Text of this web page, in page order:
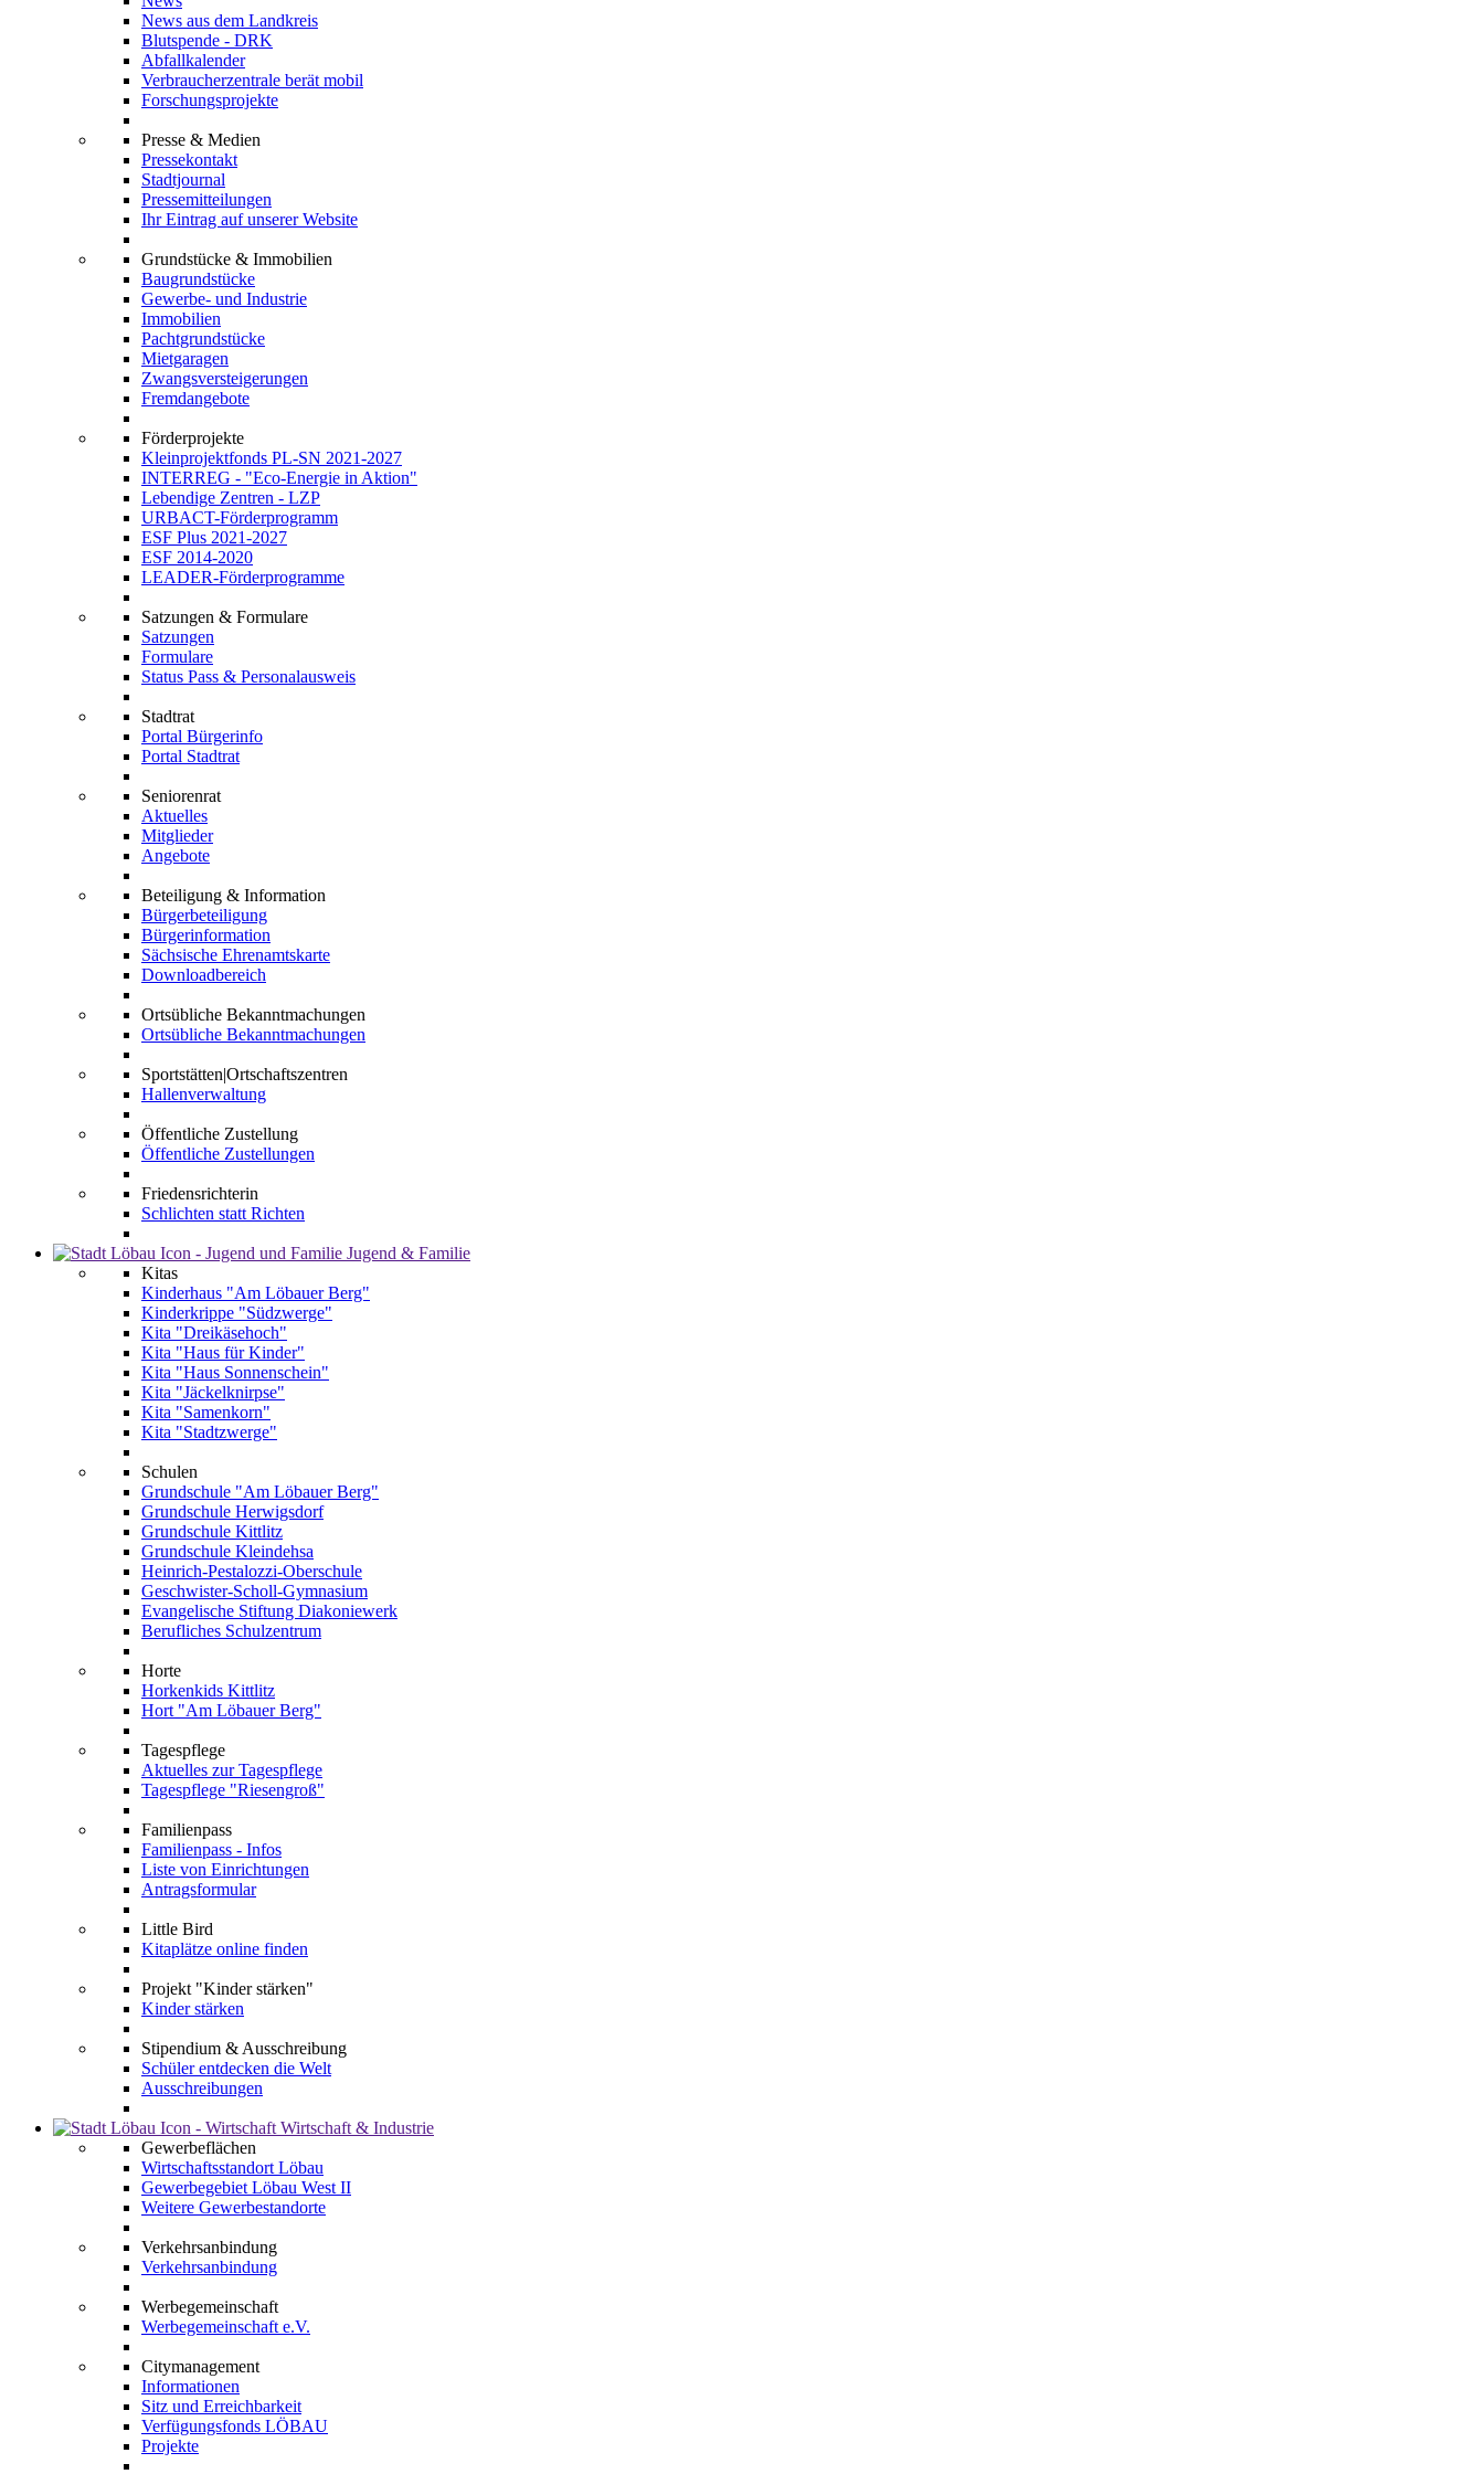
News aus dem Landkreis
Blutspende - DRK
Abfallkalender
Verbraucherzentrale berät mobil
Forschungsprojekte
Presse & Medien
Pressekontakt
Stadtjournal
Pressemitteilungen
Ihr Eintrag auf unserer Website
Grundstücke & Immobilien
Baugrundstücke
Gewerbe- und Industrie
Immobilien
Pachtgrundstücke
Mietgaragen
Zwangsversteigerungen
Fremdangebote
Förderprojekte
Kleinprojektfonds PL-SN 2021-2027
INTERREG - "Eco-Energie in Aktion"
Lebendige Zentren - LZP
URBACT-Förderprogramm
ESF Plus 2021-2027
ESF 2014-2020
LEADER-Förderprogramme
Satzungen & Formulare
Satzungen
Formulare
Status Pass & Personalausweis
Stadtrat
Portal Bürgerinfo
Portal Stadtrat
Seniorenrat
Aktuelles
Mitglieder
Angebote
Beteiligung & Information
Bürgerbeteiligung
Bürgerinformation
Sächsische Ehrenamtskarte
Downloadbereich
Ortsübliche Bekanntmachungen
Ortsübliche Bekanntmachungen
Sportstätten|Ortschaftszentren
Hallenverwaltung
Öffentliche Zustellung
Öffentliche Zustellungen
Friedensrichterin
Schlichten statt Richten
Jugend & Familie
Kitas
Kinderhaus "Am Löbauer Berg"
Kinderkrippe "Südzwerge"
Kita "Dreikäsehoch"
Kita "Haus für Kinder"
Kita "Haus Sonnenschein"
Kita "Jäckelknirpse"
Kita "Samenkorn"
Kita "Stadtzwerge"
Schulen
Grundschule "Am Löbauer Berg"
Grundschule Herwigsdorf
Grundschule Kittlitz
Grundschule Kleindehsa
Heinrich-Pestalozzi-Oberschule
Geschwister-Scholl-Gymnasium
Evangelische Stiftung Diakoniewerk
Berufliches Schulzentrum
Horte
Horkenkids Kittlitz
Hort "Am Löbauer Berg"
Tagespflege
Aktuelles zur Tagespflege
Tagespflege "Riesengroß"
Familienpass
Familienpass - Infos
Liste von Einrichtungen
Antragsformular
Little Bird
Kitaplätze online finden
Projekt "Kinder stärken"
Kinder stärken
Stipendium & Ausschreibung
Schüler entdecken die Welt
Ausschreibungen
Wirtschaft & Industrie
Gewerbeflächen
Wirtschaftsstandort Löbau
Gewerbegebiet Löbau West II
Weitere Gewerbestandorte
Verkehrsanbindung
Verkehrsanbindung
Werbegemeinschaft
Werbegemeinschaft e.V.
Citymanagement
Informationen
Sitz und Erreichbarkeit
Verfügungsfonds LÖBAU
Projekte